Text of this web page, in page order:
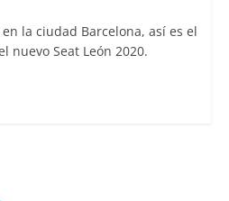
la ciudad Barcelona, así es el
nuevo Seat León 2020.